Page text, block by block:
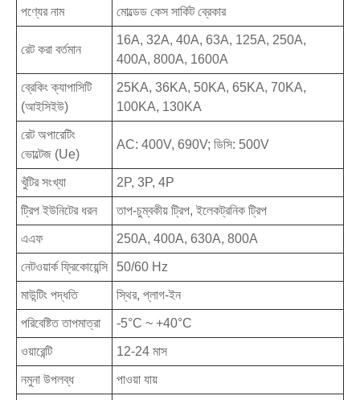
পণ্যের নাম মোল্ডেড কেস সার্কিট ব্রেকার
রেট করা বর্তমান
16A, 32A, 40A, 63A, 125A, 250A,
400A, 800A, 1600A
ব্রেকিং ক্যাপাসিটি
(আইসিইউ)
25KA, 36KA, 50KA, 65KA, 70KA,
100KA, 130KA
রেট অপারেটিং
ভোল্টেজ (Ue)
AC: 400V, 690V; ডিসি: 500V
খুঁটির সংখ্যা 2P, 3P, 4P
ট্রিপ ইউনিটের ধরন তাপ-চুম্বকীয় ট্রিপ, ইলেকট্রনিক ট্রিপ
এএফ 250A, 400A, 630A, 800A
নেটওয়ার্ক ফ্রিকোয়েন্সি 50/60 Hz
মাউন্টিং পদ্ধতি স্থির, প্লাগ-ইন
পরিবেষ্টিত তাপমাত্রা -5°C ~ +40°C
ওয়ারেন্টি 12-24 মাস
নমুনা উপলব্ধ পাওয়া যায়